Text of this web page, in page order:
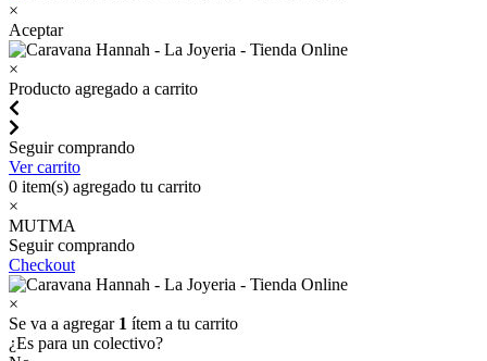
×
Aceptar
×
Producto agregado a carrito
Seguir comprando
Ver carrito
0 item(s) agregado tu carrito
×
MUTMA
Seguir comprando
Checkout
×
Se va a agregar 1 ítem a tu carrito
¿Es para un colectivo?